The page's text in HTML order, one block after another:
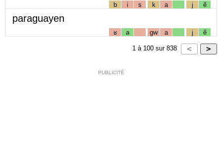
b i s k a j ẽ
paraguayen
ʁ a gw a j ẽ
1 à 100 sur 838
PUBLICITÉ